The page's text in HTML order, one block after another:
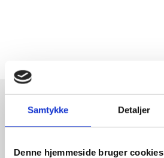
Samtykke Detaljer
Denne hjemmeside bruger cookies